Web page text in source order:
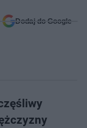
Dodaj do Google